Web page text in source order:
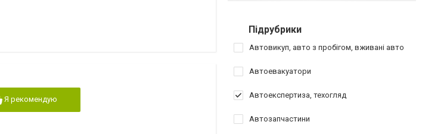
Я рекомендую
Підрубрики
Автовикуп, авто з пробігом, вживані авто
Автоевакуатори
Автоекспертиза, техогляд
Автозапчастини